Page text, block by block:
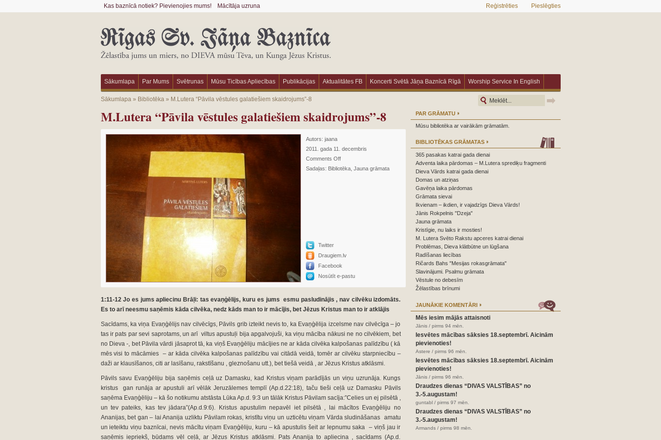
Kas baznīcā notiek? Pievienojies mums! Mācītāja uzruna Reģistrēties Pieslēgties
Sākumlapa Par Mums Svētrunas Mūsu Ticības Apliecības Publikācijas Aktualitātes FB Koncerti Svētā Jāņa Baznīcā Rīgā Worship Service In English
Sākumlapa» Bibliotēka» M.Lutera “Pāvila vēstules galatiešiem skaidrojums”-8
M.Lutera “Pāvila vēstules galatiešiem skaidrojums”-8
Autors: jaana
2011. gada 11. decembris
Comments Off
Sadaļas: Bibliotēka, Jauna grāmata
Twitter
Draugiem.lv
Facebook
Nosūtīt e-pastu
1:11-12 Jo es jums apliecinu Brāļi: tas evaņģēlijs, kuru es jums esmu pasludinājis , nav cilvēku izdomāts.
Es to arī neesmu saņēmis kāda cilvēka, nedz kāds man to ir mācījis, bet Jēzus Kristus man to ir atklājis
Sacīdams, ka viņa Evaņģēlijs nav cilvēcīgs, Pāvils grib izteikt nevis to, ka Evaņģēlija izcelsme nav cilvēcīga – jo
tas ir pats par sevi saprotams, un arī viltus apustuļi bija apgalvojuši, ka viņu mācība nākusi ne no cilvēkiem, bet
no Dieva -, bet Pāvila vārdi jāsaprot tā, ka viņš Evaņģēliju mācījies ne ar kāda cilvēka kalpošanas palīdzību ( kā
mēs visi to mācāmies – ar kāda cilvēka kalpošanas palīdzību vai citādā veidā, tomēr ar cilvēku starpniecību –
daži ar klausīšanos, citi ar lasīšanu, rakstīšanu , gleznošanu utt.), bet tiešā veidā , ar Jēzus Kristus atklāsmi.
Pāvils savu Evaņģēliju bija saņēmis ceļā uz Damasku, kad Kristus viņam parādījās un viņu uzrunāja. Kungs
kristus gan runāja ar apustuli arī vēlāk Jeruzālemes templī (Ap.d.22:18), taču tieši ceļā uz Damasku Pāvils
saņēma Evaņģēliju – kā šo notikumu atstāsta Lūka Ap.d. 9:3 un tālāk Kristus Pāvilam sacīja:”Celies un ej pilsētā ,
un tev pateiks, kas tev jādara”(Ap.d.9:6). Kristus apustulim nepavēl iet pilsētā , lai mācītos Evaņģēliju no
Ananijas, bet gan – lai Ananija uzliktu Pāvilam rokas, kristītu viņu un uzticētu viņam Vārda sludināšanas amatu
un ieteiktu viņu baznīcai, nevis mācītu viņam Evaņģēliju, kuru – kā apustulis šeit ar lepnumu saka – viņš jau ir
saņēmis iepriekš, būdams vēl ceļā, ar Jēzus Kristus atklāsmi. Pats Ananija to apliecina , sacīdams (Ap.d.
PAR GRĀMATU
Mūsu bibliotēka ar vairākām grāmatām.
BIBLIOTĒKAS GRĀMATAS
365 pasakas katrai gada dienai
Adventa laika pārdomas – M.Lutera sprediķu fragmenti
Dieva Vārds katrai gada dienai
Domas un atziņas
Gavēņa laika pārdomas
Grāmata sievai
Ikvienam – ikdien, ir vajadzīgs Dieva Vārds!
Jānis Rokpelnis "Dzeja"
Jauna grāmata
Kristīgie, nu laiks ir mosties!
M. Lutera Svēto Rakstu apceres katrai dienai
Problēmas, Dieva klātbūtne un lūgšana
Radīšanas liecības
Ričards Bahs "Mesijas rokasgrāmata"
Slavinājumi. Psalmu grāmata
Vēstule no debesīm
Žēlastības brīnumi
JAUNĀKIE KOMENTĀRI
Mēs iesim mājās attaisnoti
Jānis / pirms 94 mēn.
Iesvētes mācības sāksies 18.septembrī. Aicinām
pievienoties!
Astere / pirms 96 mēn.
Iesvētes mācības sāksies 18.septembrī. Aicinām
pievienoties!
Jānis / pirms 96 mēn.
Draudzes dienas “DIVAS VALSTĪBAS” no
3.-5.augustam!
guntabl / pirms 97 mēn.
Draudzes dienas “DIVAS VALSTĪBAS” no
3.-5.augustam!
Armands / pirms 98 mēn.